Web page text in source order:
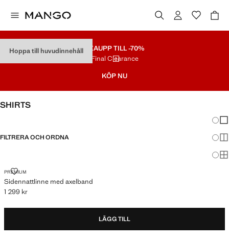
Hoppa till huvudinnehåll REAUPP TILL -70%
Final Clearance
KÖP NU
SHIRTS
FILTRERA OCH ORDNA
PREMIUM
Sidennattlinne med axelband
SIDENNATTLINNE MED AXELBAND
Gällande pris [1 299 kr ]
1 299 kr
LÄGG TILL